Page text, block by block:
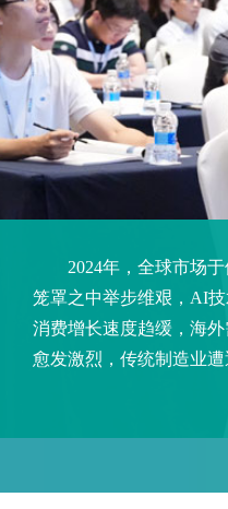
2024年，全球市场于
笼罩之中举步维艰，AI
消费增长速度趋缓，海
愈发激烈，传统制造业遭